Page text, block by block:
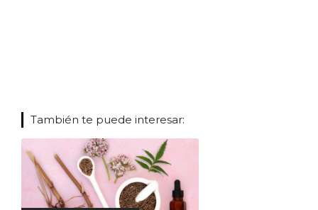
También te puede interesar: